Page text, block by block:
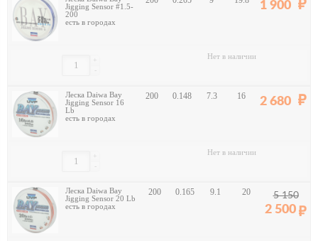
Jigging Sensor #1.5-
200
есть в городах
1 900
-
+ Нет в наличии
Леска Daiwa Bay
Jigging Sensor 16
Lb
есть в городах
200 0.148 7.3 16 2 680
-
+ Нет в наличии
Леска Daiwa Bay
Jigging Sensor 20 Lb
есть в городах
200 0.165 9.1 20 5 150
2 500